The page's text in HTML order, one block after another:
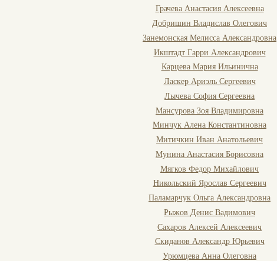
Грачева Анастасия Алексеевна
Добришин Владислав Олегович
Занемонская Мелисса Александровна
Икштадт Гарри Александрович
Карцева Мария Ильинична
Ласкер Ариэль Сергеевич
Лычева София Сергеевна
Мансурова Зоя Владимировна
Минчук Алена Константиновна
Митичкин Иван Анатольевич
Мунина Анастасия Борисовна
Мягков Федор Михайлович
Никольский Ярослав Сергеевич
Паламарчук Ольга Александровна
Рыжов Денис Вадимович
Сахаров Алексей Алексеевич
Скиданов Александр Юрьевич
Урюмцева Анна Олеговна